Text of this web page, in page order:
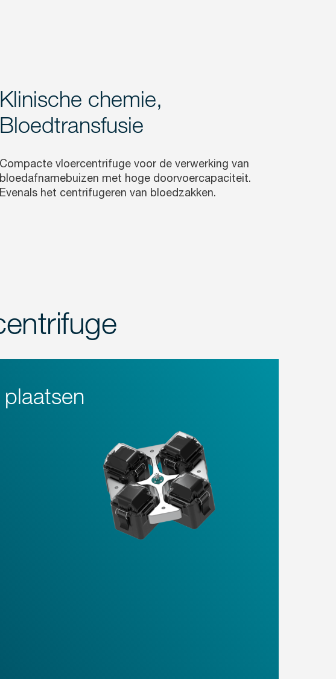
Klinische chemie,
Bloedtransfusie
Compacte vloercentrifuge voor de verwerking van
bloedafnamebuizen met hoge doorvoercapaciteit.
Evenals het centrifugeren van bloedzakken.